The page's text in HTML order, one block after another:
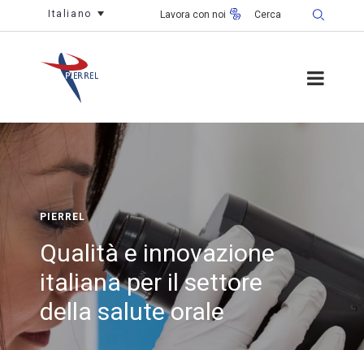
Italiano Lavora con noi
PIERREL
Qualità e innovazione
italiana per il settore
della salute orale